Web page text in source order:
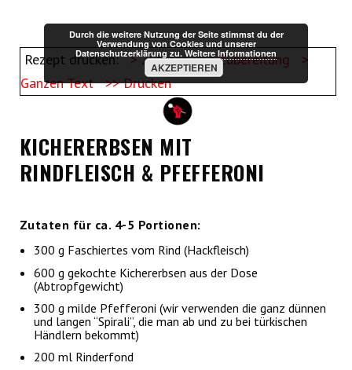
Rezept drucken:> Zutaten und Zubereitung
>
Ganzen Text
>> Drucken
KICHERERBSEN MIT
RINDFLEISCH & PFEFFERONI
Zutaten für ca. 4-5 Portionen:
300 g Faschiertes vom Rind (Hackfleisch)
600 g gekochte Kichererbsen aus der Dose
(Abtropfgewicht)
300 g milde Pfefferoni (wir verwenden die ganz dünnen
und langen “Spirali”, die man ab und zu bei türkischen
Händlern bekommt)
200 ml Rinderfond
Durch die weitere Nutzung der Seite stimmst du der
Verwendung von Cookies und unserer
Datenschutzerklärung zu. Weitere Informationen
AKZEPTIEREN